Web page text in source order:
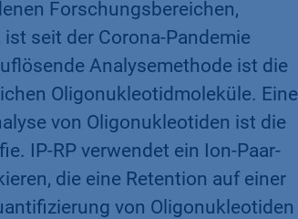
Forschungsbereichen,
seit der Corona-Pandemie
Analysemethode ist die
Oligonukleotidmoleküle. Eine
von Oligonukleotiden ist die
IP-RP verwendet ein Ion-Paar-
die eine Retention auf einer
von Oligonukleotiden